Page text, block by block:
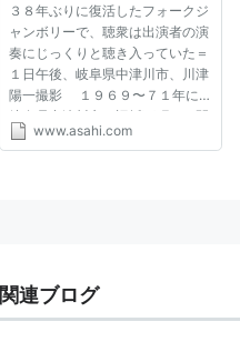
３８年ぶりに復活したフォークジ
ャンボリーで、聴衆は出演者の演
奏にじっくりと聴き入っていた＝
１日午後、岐阜県中津川市、川津
陽一撮影 １９６９〜７１年に
岐阜県中津川市（旧坂下町）で開
かれ、「中津川フォークジャンボ
www.asahi.com
関連ブログ